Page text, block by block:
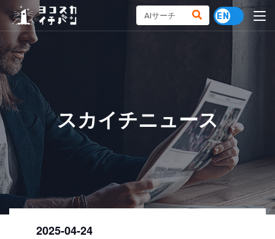
スカイチニュース
2025-04-24